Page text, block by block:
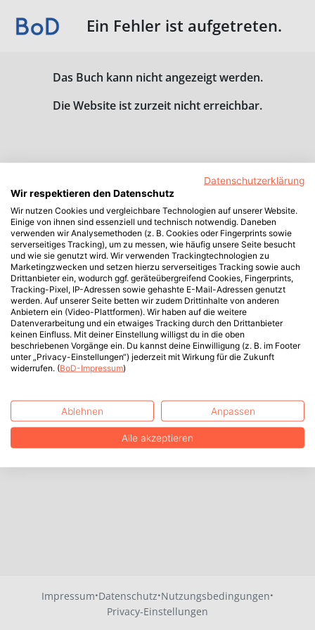
Ein Fehler ist aufgetreten.
Das Buch kann nicht angezeigt werden.
Die Website ist zurzeit nicht erreichbar.
Impressum·Datenschutz·Nutzungsbedingungen·
Privacy-Einstellungen
Datenschutzerklärung
Wir respektieren den Datenschutz
Wir nutzen Cookies und vergleichbare Technologien auf unserer Website.
Einige von ihnen sind essenziell und technisch notwendig. Daneben
verwenden wir Analysemethoden (z. B. Cookies oder Fingerprints sowie
serverseitiges Tracking), um zu messen, wie häufig unsere Seite besucht
und wie sie genutzt wird. Wir verwenden Trackingtechnologien zu
Marketingzwecken und setzen hierzu serverseitiges Tracking sowie auch
Drittanbieter ein, wodurch ggf. geräteübergreifend Cookies, Fingerprints,
Tracking-Pixel, IP-Adressen sowie gehashte E-Mail-Adressen genutzt
werden. Auf unserer Seite betten wir zudem Drittinhalte von anderen
Anbietern ein (Video-Plattformen). Wir haben auf die weitere
Datenverarbeitung und ein etwaiges Tracking durch den Drittanbieter
keinen Einfluss. Mit deiner Einstellung willigst du in die oben
beschriebenen Vorgänge ein. Du kannst deine Einwilligung (z. B. im Footer
unter „Privacy-Einstellungen“) jederzeit mit Wirkung für die Zukunft
widerrufen. (BoD-Impressum)
Ablehnen Anpassen
Alle akzeptieren